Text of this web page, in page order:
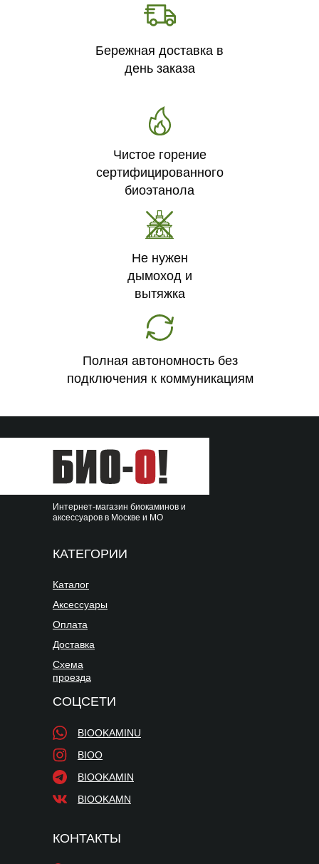
Бережная доставка в
день заказа
Чистое горение
сертифицированного
биоэтанола
Не нужен
дымоход и
вытяжка
Полная автономность без
подключения к коммуникациям
КОНТАКТЫ
КАТЕГОРИИ
Аксессуары
Каталог
Оплата
Доставка
Схема
проезда
СОЦСЕТИ
BIOO
BIOOKAMINU
Интернет-магазин биокаминов и
аксессуаров в Москве и МО
BIOOKAMIN
BIOOKAMN